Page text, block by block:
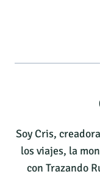
Soy Cris,
los viajes, la
con Trazando